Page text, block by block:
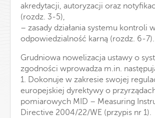
akredytacji, autoryzacji oraz
(rozdz. 3-5),
– zasady działania systemu kontroli
odpowiedzialność karną (rozdz. 6-7).
Grudniowa nowelizacja ustawy o
zgodności wprowadza m.in.
1. Dokonuje w zakresie swojej
europejskiej dyrektywy o
pomiarowych MID – Measuring
Directive 2004/22/WE (przypis nr 1).